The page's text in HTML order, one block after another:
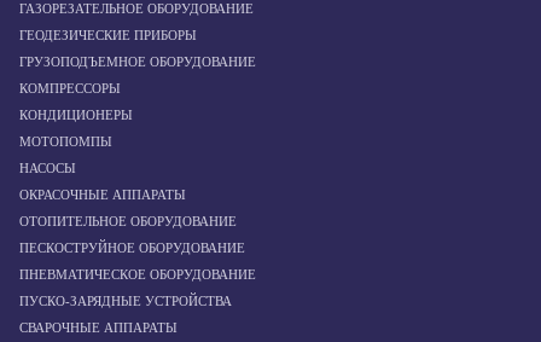
ГАЗОРЕЗАТЕЛЬНОЕ ОБОРУДОВАНИЕ
ГЕОДЕЗИЧЕСКИЕ ПРИБОРЫ
ГРУЗОПОДЪЕМНОЕ ОБОРУДОВАНИЕ
КОМПРЕССОРЫ
КОНДИЦИОНЕРЫ
МОТОПОМПЫ
НАСОСЫ
ОКРАСОЧНЫЕ АППАРАТЫ
ОТОПИТЕЛЬНОЕ ОБОРУДОВАНИЕ
ПЕСКОСТРУЙНОЕ ОБОРУДОВАНИЕ
ПНЕВМАТИЧЕСКОЕ ОБОРУДОВАНИЕ
ПУСКО-ЗАРЯДНЫЕ УСТРОЙСТВА
СВАРОЧНЫЕ АППАРАТЫ